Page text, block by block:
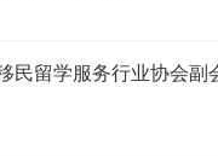
民留学服务行业协会副